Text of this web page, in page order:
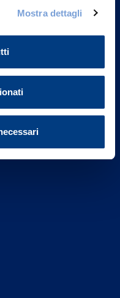
Mostra dettagli